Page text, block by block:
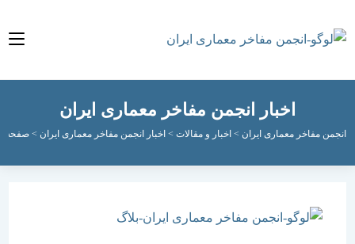
اخبار انجمن مفاخر معماری ایران
مفاخر معماری ایران > اخبار و مقالات>اخبار انجمن مفاخر معماری ایران > صفحه 10